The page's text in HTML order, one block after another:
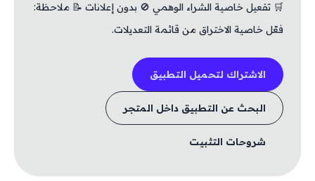
🛒 تفعيل خاصية الشراء الوهمي 🚫 بدون إعلانات 📝 ملاحظة:
فعّل خاصية الاختراق من قائمة التعديلات.
الاشتراك لتحميل التطبيق
البحث عن التطبيق داخل المتجر
شروحات التثبيت